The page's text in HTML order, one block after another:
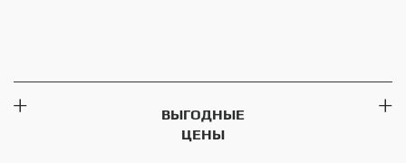
ВЫГОДНЫЕ
ЦЕНЫ